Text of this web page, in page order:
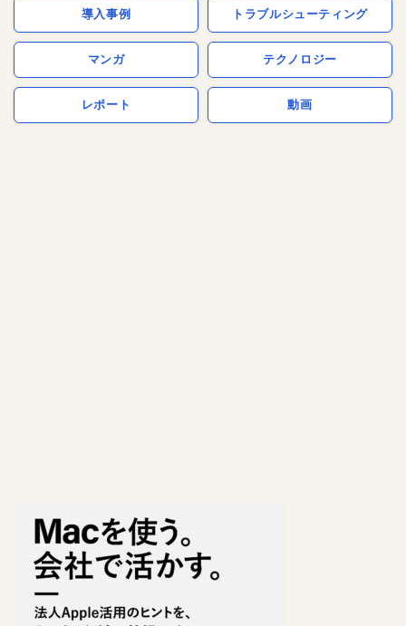
導入事例 トラブルシューティング
マンガ テクノロジー
レポート 動画